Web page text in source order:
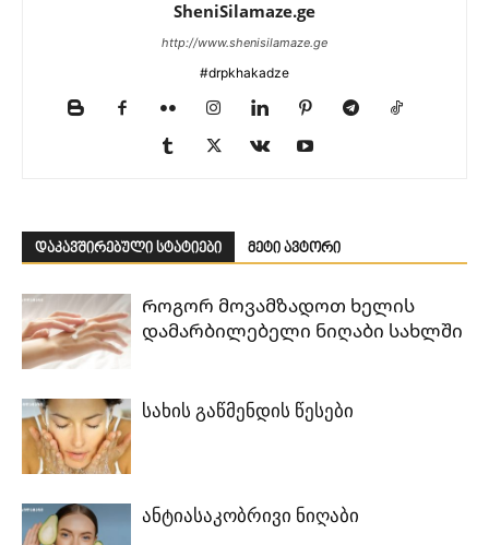
SheniSilamaze.ge
http://www.shenisilamaze.ge
#drpkhakadze
დაკავშირებული სტატიები მეტი ავტორი
Როგორ მოვამზადოთ ხელის
დამარბილებელი ნიღაბი სახლში
სახის გაწმენდის წესები
ანტიასაკობრივი ნიღაბი